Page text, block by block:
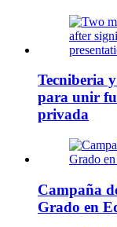
Tecniberia
para unir
privada
Campaña
Grado en